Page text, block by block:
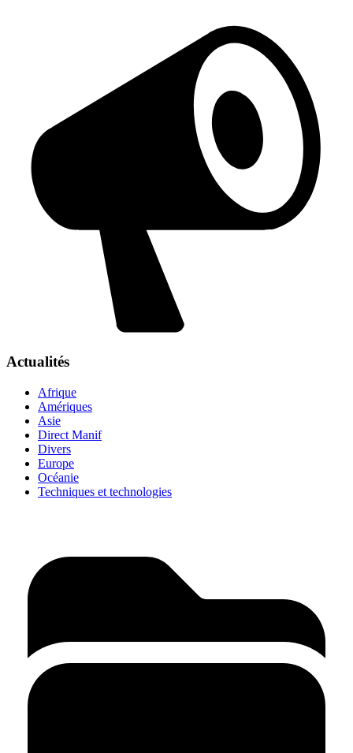
Actualités
Afrique
Amériques
Asie
Direct Manif
Divers
Europe
Océanie
Techniques et technologies